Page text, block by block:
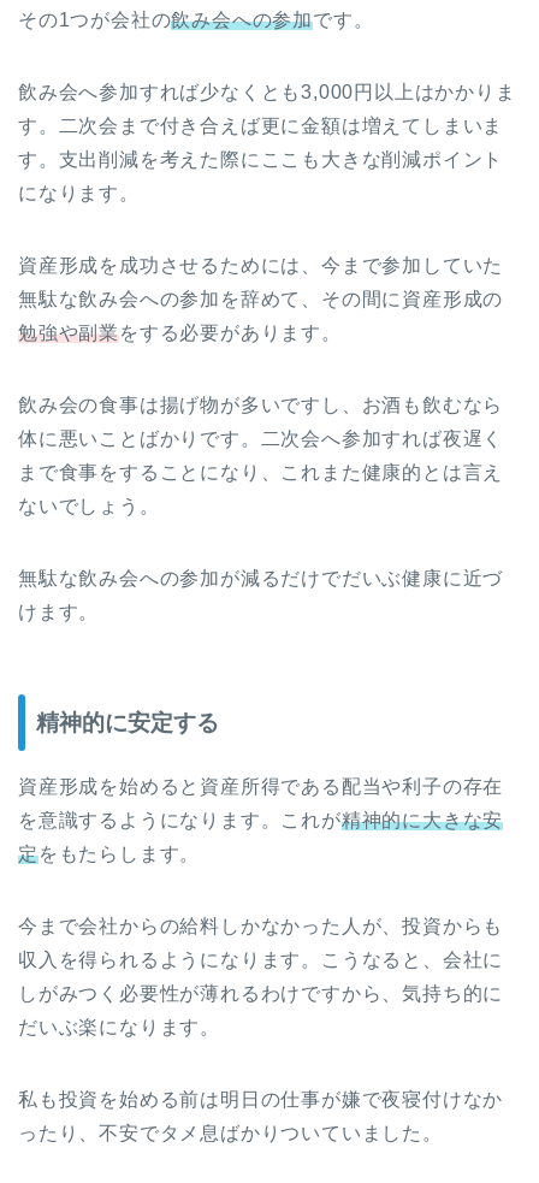
その1つが会社の飲み会への参加です。
飲み会へ参加すれば少なくとも3,000円以上はかかりま
す。二次会まで付き合えば更に金額は増えてしまいま
す。支出削減を考えた際にここも大きな削減ポイント
になります。
資産形成を成功させるためには、今まで参加していた
無駄な飲み会への参加を辞めて、その間に資産形成の
勉強や副業をする必要があります。
飲み会の食事は揚げ物が多いですし、お酒も飲むなら
体に悪いことばかりです。二次会へ参加すれば夜遅く
まで食事をすることになり、これまた健康的とは言え
ないでしょう。
無駄な飲み会への参加が減るだけでだいぶ健康に近づ
けます。
精神的に安定する
資産形成を始めると資産所得である配当や利子の存在
を意識するようになります。これが精神的に大きな安
定をもたらします。
今まで会社からの給料しかなかった人が、投資からも
収入を得られるようになります。こうなると、会社に
しがみつく必要性が薄れるわけですから、気持ち的に
だいぶ楽になります。
私も投資を始める前は明日の仕事が嫌で夜寝付けなか
ったり、不安でタメ息ばかりついていました。